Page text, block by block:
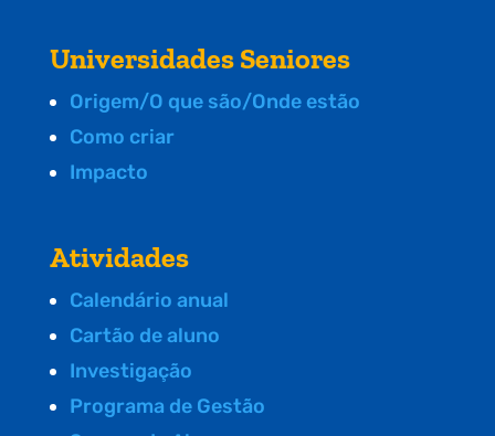
Universidades Seniores
Origem/O que são/Onde estão
Como criar
Impacto
Atividades
Calendário anual
Cartão de aluno
Investigação
Programa de Gestão